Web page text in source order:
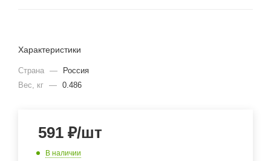
Характеристики
Страна —
Россия
Вес, кг — 0.486
591 ₽/шт
В наличии